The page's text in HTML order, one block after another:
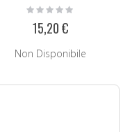
Rating:
0%
15,20 €
Non Disponibile